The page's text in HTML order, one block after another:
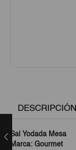
DESCRIPCIÓN
Sal Yodada Mesa
Marca: Gourmet